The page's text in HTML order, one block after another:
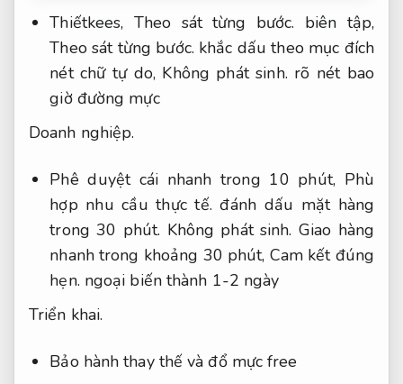
Thiếtkees, Theo sát từng bước. biên tập,
Theo sát từng bước. khắc dấu theo mục đích
nét chữ tự do, Không phát sinh. rõ nét bao
giờ đường mực
Doanh nghiệp.
Phê duyệt cái nhanh trong 10 phút, Phù
hợp nhu cầu thực tế. đánh dấu mặt hàng
trong 30 phút. Không phát sinh. Giao hàng
nhanh trong khoảng 30 phút, Cam kết đúng
hẹn. ngoại biến thành 1-2 ngày
Triển khai.
Bảo hành thay thế và đổ mực free